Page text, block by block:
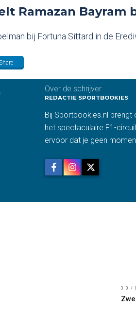
Ramazan Bayram
bij Fortuna Sittard in de
Over de schrijver
REDACTIE SPORTBOOKIES
Bij Sportbookies.nl
het spectaculaire F1-
ervoor dat je geen
30/